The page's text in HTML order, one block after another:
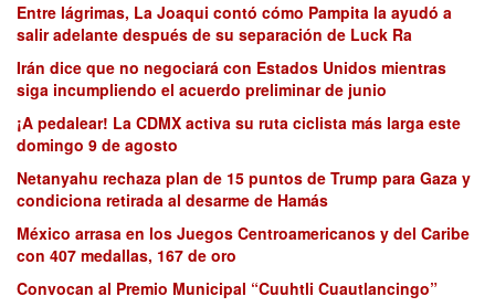
Entre lágrimas, La Joaqui contó cómo Pampita la ayudó a
salir adelante después de su separación de Luck Ra
Irán dice que no negociará con Estados Unidos mientras
siga incumpliendo el acuerdo preliminar de junio
¡A pedalear! La CDMX activa su ruta ciclista más larga este
domingo 9 de agosto
Netanyahu rechaza plan de 15 puntos de Trump para Gaza y
condiciona retirada al desarme de Hamás
México arrasa en los Juegos Centroamericanos y del Caribe
con 407 medallas, 167 de oro
Convocan al Premio Municipal “Cuuhtli Cuautlancingo”